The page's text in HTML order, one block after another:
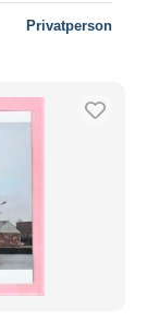
Privatperson